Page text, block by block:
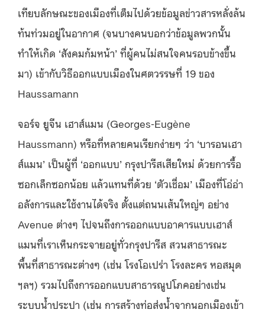
เทียบลักษณะของเมืองที่เต็มไปด้วยข้อมูลข่าวสารหลั่งล้น
ท้นท่วมอยู่ในอากาศ (จนบางคนบอกว่าข้อมูลพวกนั้น
ทำให้เกิด ‘สังคมก้มหน้า’ ที่ผู้คนไม่สนใจคนรอบข้างขึ้น
มา) เข้ากับวิธีออกแบบเมืองในศตวรรษที่ 19 ของ
Haussamann
จอร์จ ยูจีน เฮาส์แมน (Georges-Eugène
Haussmann) หรือที่หลายคนเรียกง่ายๆ ว่า ‘บารอนเฮา
ส์แมน’ เป็นผู้ที่ ‘ออกแบบ’ กรุงปารีสเสียใหม่ ด้วยการรื้อ
ซอกเล็กซอกน้อย แล้วแทนที่ด้วย ‘ตัวเชื่อม’ เมืองที่โอ่อ่า
อลังการและใช้งานได้จริง ตั้งแต่ถนนเส้นใหญ่ๆ อย่าง
Avenue ต่างๆ ไปจนถึงการออกแบบอาคารแบบเฮาส์
แมนที่เราเห็นกระจายอยู่ทั่วกรุงปารีส สวนสาธารณะ
พื้นที่สาธารณะต่างๆ (เช่น โรงโอเปร่า โรงละคร หอสมุด
ฯลฯ) รวมไปถึงการออกแบบสาธารณูปโภคอย่างเช่น
ระบบน้ำประปา (เช่น การสร้างท่อส่งน้ำจากนอกเมืองเข้า